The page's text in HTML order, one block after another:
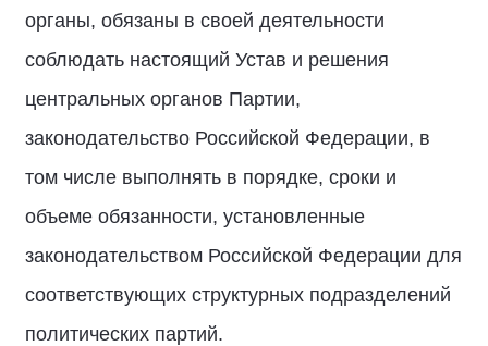
органы, обязаны в своей деятельности
соблюдать настоящий Устав и решения
центральных органов Партии,
законодательство Российской Федерации, в
том числе выполнять в порядке, сроки и
объеме обязанности, установленные
законодательством Российской Федерации для
соответствующих структурных подразделений
политических партий.